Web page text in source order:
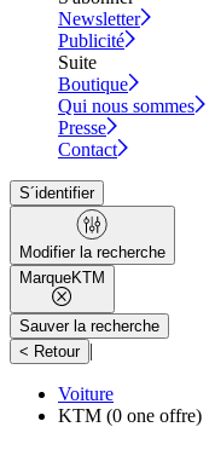
Newsletter
Publicité
Suite
Boutique
Qui nous sommes
Presse
Contact
S´identifier
Modifier la recherche
MarqueKTM
Sauver la recherche
< Retour |
Voiture
KTM (0 one offre)